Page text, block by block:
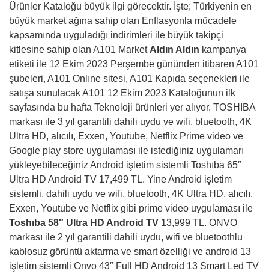
Ürünler Kataloğu büyük ilgi görecektir. İşte; Türkiyenin en
büyük market ağına sahip olan Enflasyonla mücadele
kapsamında uyguladığı indirimleri ile büyük takipçi
kitlesine sahip olan A101 Market Aldın Aldın kampanya
etiketi ile 12 Ekim 2023 Perşembe gününden itibaren A101
şubeleri, A101 Onlıne sitesi, A101 Kapıda seçenekleri ile
satışa sunulacak A101 12 Ekim 2023 Kataloğunun ilk
sayfasında bu hafta Teknoloji ürünleri yer alıyor. TOSHIBA
markası ile 3 yıl garantili dahili uydu ve wifi, bluetooth, 4K
Ultra HD, alıcılı, Exxen, Youtube, Netflix Prime video ve
Google play store uygulaması ile istediğiniz uygulamarı
yükleyebileceğiniz Android işletim sistemli Toshıba 65″
Ultra HD Android TV 17,499 TL. Yine Android işletim
sistemli, dahili uydu ve wifi, bluetooth, 4K Ultra HD, alıcılı,
Exxen, Youtube ve Netflix gibi prime video uygulaması ile
Toshıba 58″ Ultra HD Android TV 13,999 TL. ONVO
markası ile 2 yıl garantili dahili uydu, wifi ve bluetoothlu
kablosuz görüntü aktarma ve smart özelliği ve android 13
işletim sistemli Onvo 43″ Full HD Android 13 Smart Led TV